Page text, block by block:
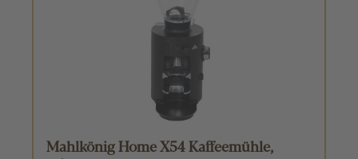
Mahlkönig Home X54 Kaffeemühle,